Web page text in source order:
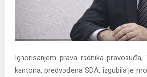
Ignorisanjem prava radnika pravosuđa,
kantona, predvođena SDA, izgubila je